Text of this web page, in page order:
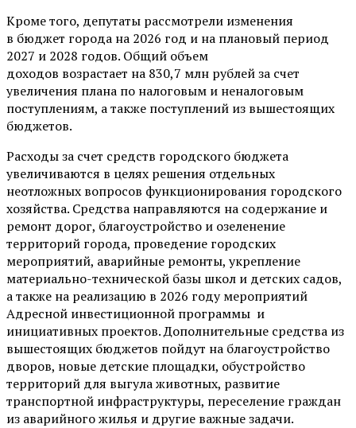
Кроме того, депутаты рассмотрели изменения
в бюджет города на 2026 год и на плановый период
2027 и 2028 годов. Общий объем
доходов возрастает на 830,7 млн рублей за счет
увеличения плана по налоговым и неналоговым
поступлениям, а также поступлений из вышестоящих
бюджетов.
Расходы за счет средств городского бюджета
увеличиваются в целях решения отдельных
неотложных вопросов функционирования городского
хозяйства. Средства направляются на содержание и
ремонт дорог, благоустройство и озеленение
территорий города, проведение городских
мероприятий, аварийные ремонты, укрепление
материально-технической базы школ и детских садов,
а также на реализацию в 2026 году мероприятий
Адресной инвестиционной программы и
инициативных проектов. Дополнительные средства из
вышестоящих бюджетов пойдут на благоустройство
дворов, новые детские площадки, обустройство
территорий для выгула животных, развитие
транспортной инфраструктуры, переселение граждан
из аварийного жилья и другие важные задачи.